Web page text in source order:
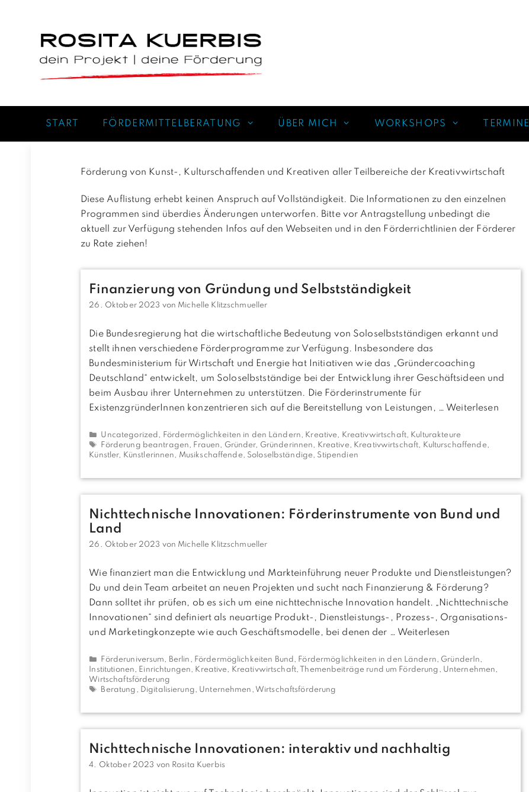
START FÖRDERMITTELBERATUNG ÜBER MICH WORKSHOPS TERMINE
Förderung von Kunst-, Kulturschaffenden und Kreativen aller Teilbereiche der Kreativwirtschaft
Diese Auflistung erhebt keinen Anspruch auf Vollständigkeit. Die Informationen zu den einzelnen
Programmen sind überdies Änderungen unterworfen. Bitte vor Antragstellung unbedingt die
aktuell zur Verfügung stehenden Infos auf den Webseiten und in den Förderrichtlinien der Förderer
zu Rate ziehen!
Finanzierung von Gründung und Selbstständigkeit
26. Oktober 2023 von Michelle Klitzschmueller
Die Bundesregierung hat die wirtschaftliche Bedeutung von Soloselbstständigen erkannt und
stellt ihnen verschiedene Förderprogramme zur Verfügung. Insbesondere das
Bundesministerium für Wirtschaft und Energie hat Initiativen wie das „Gründercoaching
Deutschland“ entwickelt, um Soloselbstständige bei der Entwicklung ihrer Geschäftsideen und
beim Ausbau ihrer Unternehmen zu unterstützen. Die Förderinstrumente für
ExistenzgründerInnen konzentrieren sich auf die Bereitstellung von Leistungen, … Weiterlesen
Kategorien
Uncategorized , Fördermöglichkeiten in den Ländern, Kreative, Kreativwirtschaft, Kulturakteure
Schlagwörter
Förderung beantragen, Frauen, Gründer, Gründerinnen, Kreative, Kreativwirtschaft, Kulturschaffende,
Künstler, Künstlerinnen, Musikschaffende, Soloselbständige, Stipendien
Nichttechnische Innovationen: Förderinstrumente von Bund und
Land
26. Oktober 2023 von Michelle Klitzschmueller
Wie finanziert man die Entwicklung und Markteinführung neuer Produkte und Dienstleistungen?
Du und dein Team arbeitet an neuen Projekten und sucht nach Finanzierung & Förderung?
Dann solltet ihr prüfen, ob es sich um eine nichttechnische Innovation handelt. „Nichttechnische
Innovationen“ sind definiert als neuartige Produkt-, Dienstleistungs-, Prozess-, Organisations-
und Marketingkonzepte wie auch Geschäftsmodelle, bei denen der … Weiterlesen
Kategorien
Förderuniversum, Berlin , Fördermöglichkeiten Bund , Fördermöglichkeiten in den Ländern, GründerIn,
Institutionen, Einrichtungen, Kreative, Kreativwirtschaft, Themenbeiträge rund um Förderung , Unternehmen,
Wirtschaftsförderung
Schlagwörter
Beratung , Digitalisierung, Unternehmen , Wirtschaftsförderung
Nichttechnische Innovationen: interaktiv und nachhaltig
4. Oktober 2023 von Rosita Kuerbis